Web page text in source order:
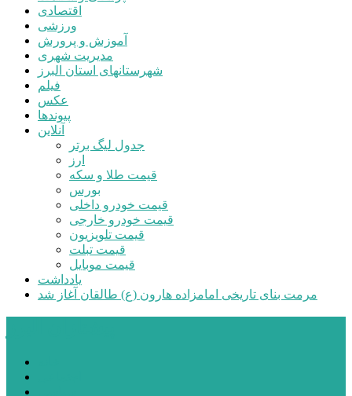
اقتصادی
ورزشی
آموزش و پرورش
مدیریت شهری
شهرستانهای استان البرز
فیلم
عکس
پیوندها
آنلاین
جدول لیگ برتر
ارز
قیمت طلا و سکه
بورس
قیمت خودرو داخلی
قیمت خودرو خارجی
قیمت تلویزیون
قیمت تبلت
قیمت موبایل
یادداشت
مرمت بنای تاریخی امامزاده هارون (ع) طالقان آغاز شد